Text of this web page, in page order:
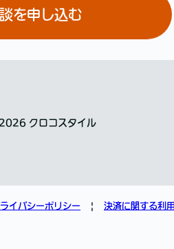
を申し込む
クロコスタイル
イバシーポリシー 決済に関する利